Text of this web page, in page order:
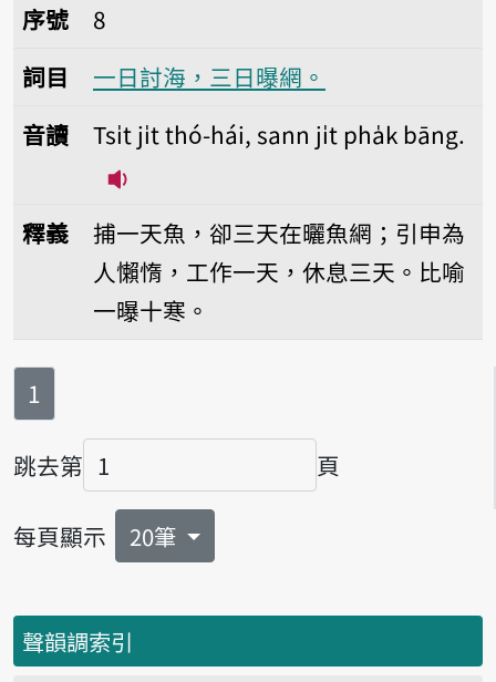
序號8一日討海，三日曝網。
序號
8
詞目
一日討海，三日曝網。
音讀
Tsi̍t ji̍t thó-hái, sann ji̍t pha̍k bāng.
釋義
捕一天魚，卻三天在曬魚網；引申為
人懶惰，工作一天，休息三天。比喻
一曝十寒。
第
1
跳去第
頁碼
頁
每頁顯示 20筆
聲韻調索引